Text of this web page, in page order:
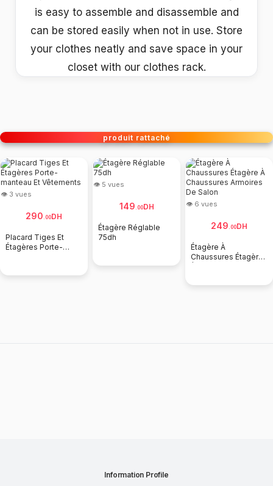
is easy to assemble and disassemble and
can be stored easily when not in use. Store
your clothes neatly and save space in your
closet with our clothes rack.
produit rattaché
👁 3 vues
290 00DH
Placard Tiges Et
Étagères Porte-
👁 5 vues
149 00DH
Étagère Réglable
75dh
👁 6 vues
249 00DH
Étagère À
Chaussures Étagère
Information Profile